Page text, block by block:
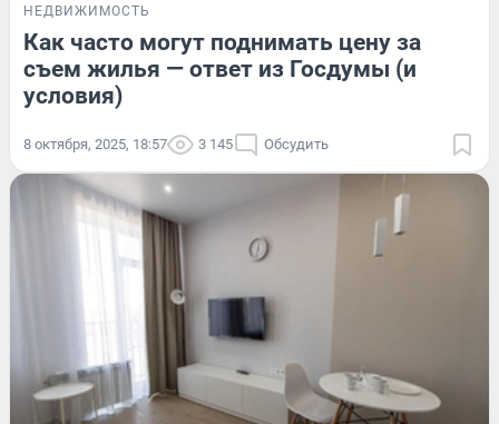
НЕДВИЖИМОСТЬ
Как часто могут поднимать цену за
съем жилья — ответ из Госдумы (и
условия)
8 октября, 2025, 18:57 3 145 Обсудить